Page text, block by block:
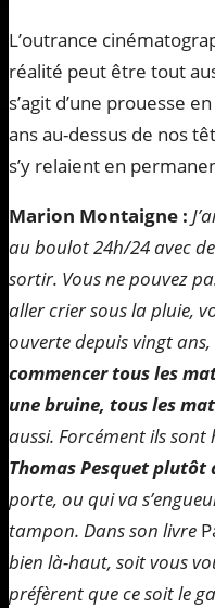
L’outrance
réalité peut être tout
s’agit d’une prouesse
ans au-dessus de nos
s’y relaient en
Marion Montaigne :
au boulot 24h/24 avec
sortir. Vous ne pouvez
aller crier sous la pluie,
ouverte depuis vingt
commencer tous les
une bruine, tous les
aussi. Forcément ils sont
Thomas Pesquet plutôt
porte, ou qui va
tampon. Dans son livre
bien là-haut, soit vous
préfèrent que ce soit le